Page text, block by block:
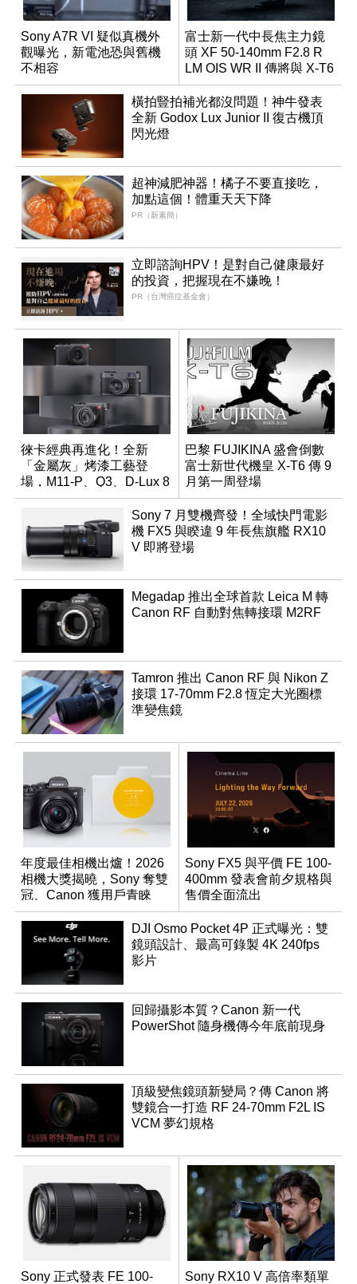
Sony A7R VI 疑似真機外
觀曝光，新電池恐與舊機
不相容
富士新一代中長焦主力鏡
頭 XF 50-140mm F2.8 R
LM OIS WR II 傳將與 X-T6
同步亮相
橫拍豎拍補光都沒問題！神牛發表
全新 Godox Lux Junior II 復古機頂
閃光燈
超神減肥神器！橘子不要直接吃，
加點這個！體重天天下降
PR（新素簡）
立即諮詢HPV！是對自己健康最好
的投資，把握現在不嫌晚！
PR（台灣癌症基金會）
徠卡經典再進化！全新
「金屬灰」烤漆工藝登
場，M11-P、Q3、D-Lux 8
領銜換裝
巴黎 FUJIKINA 盛會倒數
富士新世代機皇 X-T6 傳 9
月第一周登場
Sony 7 月雙機齊發！全域快門電影
機 FX5 與睽違 9 年長焦旗艦 RX10
V 即將登場
Megadap 推出全球首款 Leica M 轉
Canon RF 自動對焦轉接環 M2RF
Tamron 推出 Canon RF 與 Nikon Z
接環 17-70mm F2.8 恆定大光圈標
準變焦鏡
年度最佳相機出爐！2026
相機大獎揭曉，Sony 奪雙
冠、Canon 獲用戶青睞
Sony FX5 與平價 FE 100-
400mm 發表會前夕規格與
售價全面流出
DJI Osmo Pocket 4P 正式曝光：雙
鏡頭設計、最高可錄製 4K 240fps
影片
回歸攝影本質？Canon 新一代
PowerShot 隨身機傳今年底前現身
頂級變焦鏡頭新變局？傳 Canon 將
雙鏡合一打造 RF 24-70mm F2L IS
VCM 夢幻規格
Sony 正式發表 FE 100-
Sony RX10 V 高倍率類單